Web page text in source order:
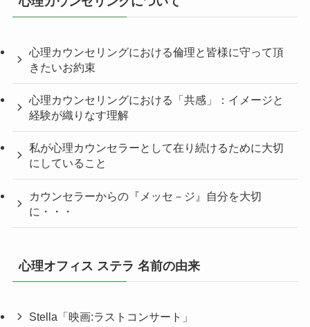
心理カウンセリングにおける倫理と皆様に守って頂
きたいお約束
心理カウンセリングにおける「共感」：イメージと
経験が織りなす理解
私が心理カウンセラーとして在り続けるために大切
にしていること
カウンセラーからの『メッセ－ジ』自分を大切
に・・・
心理オフィス ステラ 名前の由来
Stella「映画:ラストコンサート」